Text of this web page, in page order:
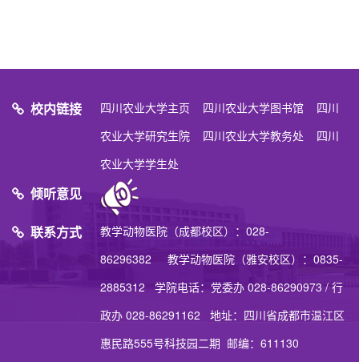
校内链接 四川农业大学主页 四川农业大学图书馆
四川
农业大学研究生院
四川农业大学教务处
四川
农业大学学生处
倾听意见
联系方式
教学动物医院（成都校区）：028-
86296382 教学动物医院（雅安校区）：0835-
2885312 学院电话：党委办 028-86290973 / 行
政办 028-86291162 地址：四川省成都市温江区
惠民路555号科技园二期 邮编：611130